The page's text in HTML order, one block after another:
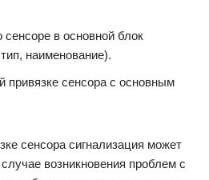
в основной блок
наименование).
привязке сенсора с основным
сенсора сигнализация может
возникновения проблем с